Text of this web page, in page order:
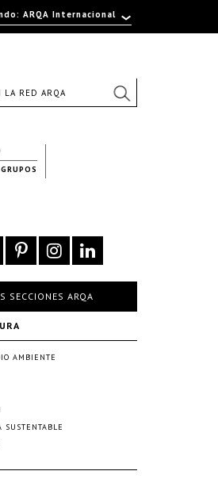
GRUPOS
SECCIONES ARQA
AMBIENTE
SUSTENTABLE
ARQA Internacional